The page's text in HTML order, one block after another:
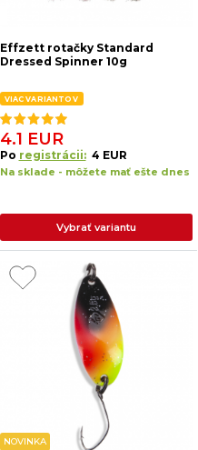
Effzett rotačky Standard
Dressed Spinner 10g
VIAC VARIANTOV
4.1 EUR
Po registrácii: 4 EUR
Na sklade - môžete mať ešte dnes
Vybrať variantu
NOVINKA